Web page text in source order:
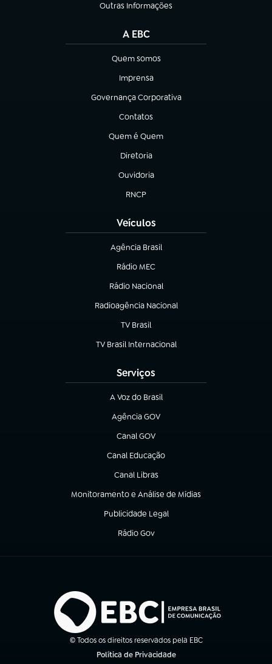
Outras Informações
(abre em nova aba)
A EBC
Quem somos
(abre em nova aba)
Imprensa
(abre em nova aba)
Governança Corporativa
(abre em nova aba)
Contatos
(abre em nova aba)
Quem é Quem
(abre em nova aba)
Diretoria
(abre em nova aba)
Ouvidoria
(abre em nova aba)
RNCP
(abre em nova aba)
Veículos
Agência Brasil
(abre em nova aba)
Rádio MEC
(abre em nova aba)
Rádio Nacional
Radioagência Nacional
(abre em nova aba)
TV Brasil
(abre em nova aba)
TV Brasil Internacional
(abre em nova aba)
Serviços
A Voz do Brasil
(abre em nova aba)
Agência GOV
(abre em nova aba)
Canal GOV
(abre em nova aba)
Canal Educação
(abre em nova aba)
Canal Libras
(abre em nova aba)
Monitoramento e Análise de Mídias
(abre em nova aba)
Publicidade Legal
(abre em nova aba)
Rádio Gov
(abre em nova aba)
© Todos os direitos reservados pela EBC
Política de Privacidade